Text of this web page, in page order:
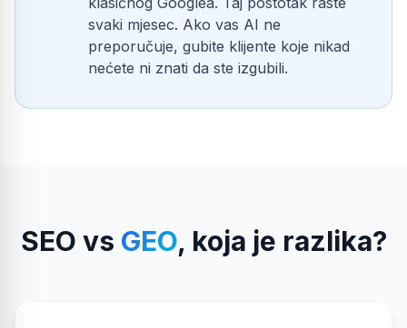
svaki mjesec. Ako vas AI ne
preporučuje, gubite klijente koje nikad
nećete ni znati da ste izgubili.
SEO vs GEO, koja je razlika?